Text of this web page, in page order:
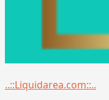
Menu
..::Liquidarea.com::..